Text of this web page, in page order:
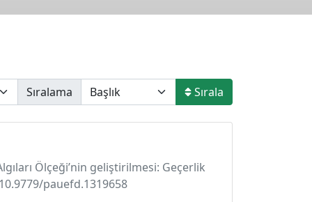
Sıralama Sırala
Ölçeği’nin geliştirilmesi: Geçerlik
pauefd.1319658